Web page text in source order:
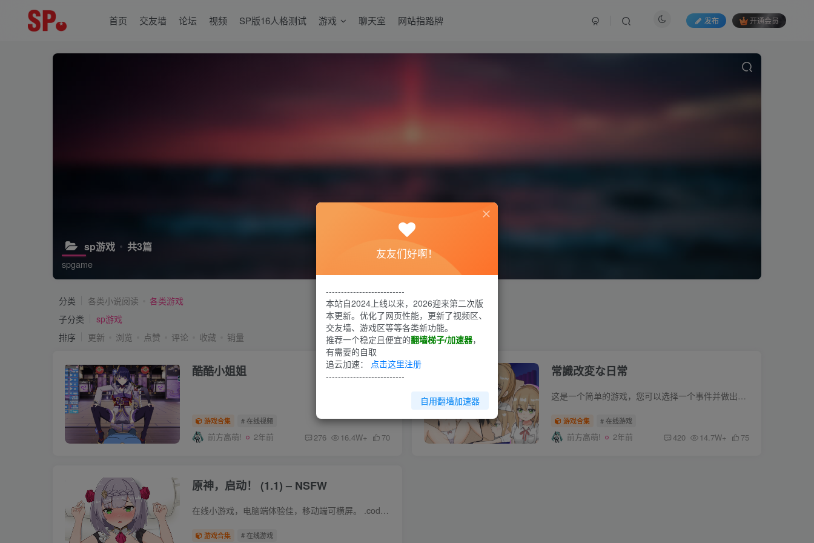
首页 交友墙 论坛 视频 SP版16人格测试 游戏 聊天室 网站指路牌 发布 开通会员
sp游戏 共3篇
spgame
分类 各类小说阅读
各类游戏
子分类
sp游戏
排序
更新 浏览 点赞 评论 收藏 销量
酷酷小姐姐
游戏合集 # 在线视频
前方高萌! 2年前 276 16.4W+ 70
常識改変な日常
这是一个简单的游戏，您可以选择一个事件并做出简单的选择。您可以免费玩到最后。◆故事 拥有改变常识能力的主角，第一次见到女孩。 这是一个你会做一些顽皮事情的游戏。 ◆顽皮活动内容 ・口交...
游戏合集 # 在线游戏
前方高萌! 2年前 420 14.7W+ 75
原神，启动！ (1.1) – NSFW
在线小游戏，电脑端体验佳，移动端可横屏。 .codegena_iframe{position:relative;padding-bottom:56.25%;height:0;overflow: hidden;max-width:100%;}.codegena_iframe iframe{position:absolut...
游戏合集 # 在线游戏
友友们好啊！
--------------------------
本站自2024上线以来，2026迎来第二次版
本更新。优化了网页性能，更新了视频区、
交友墙、游戏区等等各类新功能。
推荐一个稳定且便宜的翻墙梯子/加速器，
有需要的自取
追云加速： 点击这里注册
--------------------------
自用翻墙加速器